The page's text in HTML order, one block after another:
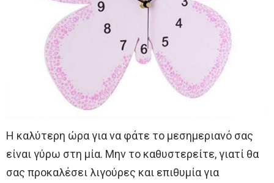
Η καλύτερη ώρα για να φάτε το μεσημεριανό σας
είναι γύρω στη μία. Μην το καθυστερείτε, γιατί θα
σας προκαλέσει λιγούρες και επιθυμία για